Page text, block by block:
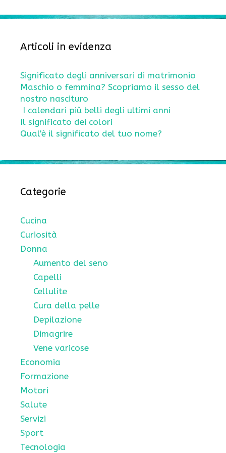
Articoli in evidenza
Significato degli anniversari di matrimonio
Maschio o femmina? Scopriamo il sesso del
nostro nascituro
I calendari più belli degli ultimi anni
Il significato dei colori
Qual'è il significato del tuo nome?
Categorie
Cucina
Curiosità
Donna
Aumento del seno
Capelli
Cellulite
Cura della pelle
Depilazione
Dimagrire
Vene varicose
Economia
Formazione
Motori
Salute
Servizi
Sport
Tecnologia